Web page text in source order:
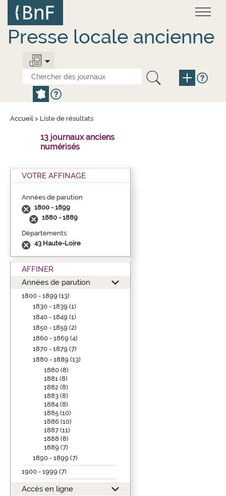
contenu
principal
Presse locale ancienne
Accueil > Liste de résultats
13 journaux anciens
numérisés
VOTRE AFFINAGE
Années de parution
1800 - 1899
1880 - 1889
Départements
43 Haute-Loire
AFFINER
Années de parution
1800 - 1899 (13)
1830 - 1839 (1)
1840 - 1849 (1)
1850 - 1859 (2)
1860 - 1869 (4)
1870 - 1879 (7)
1880 - 1889 (13)
1880 (8)
1881 (8)
1882 (8)
1883 (8)
1884 (8)
1885 (10)
1886 (10)
1887 (11)
1888 (8)
1889 (7)
1890 - 1899 (7)
1900 - 1999 (7)
Accès en ligne
Panneau de gestion des cookies